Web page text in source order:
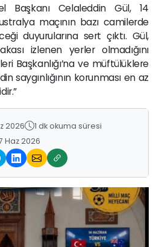
Başkanı Celaleddin Gül, 14
maçının bazı camilerde
duyurularına sert çıktı. Gül,
izlenen yerler olmadığını
Başkanlığı’na ve müftülüklere
saygınlığının korunması en az
2026
1 dk okuma süresi
Haz 2026